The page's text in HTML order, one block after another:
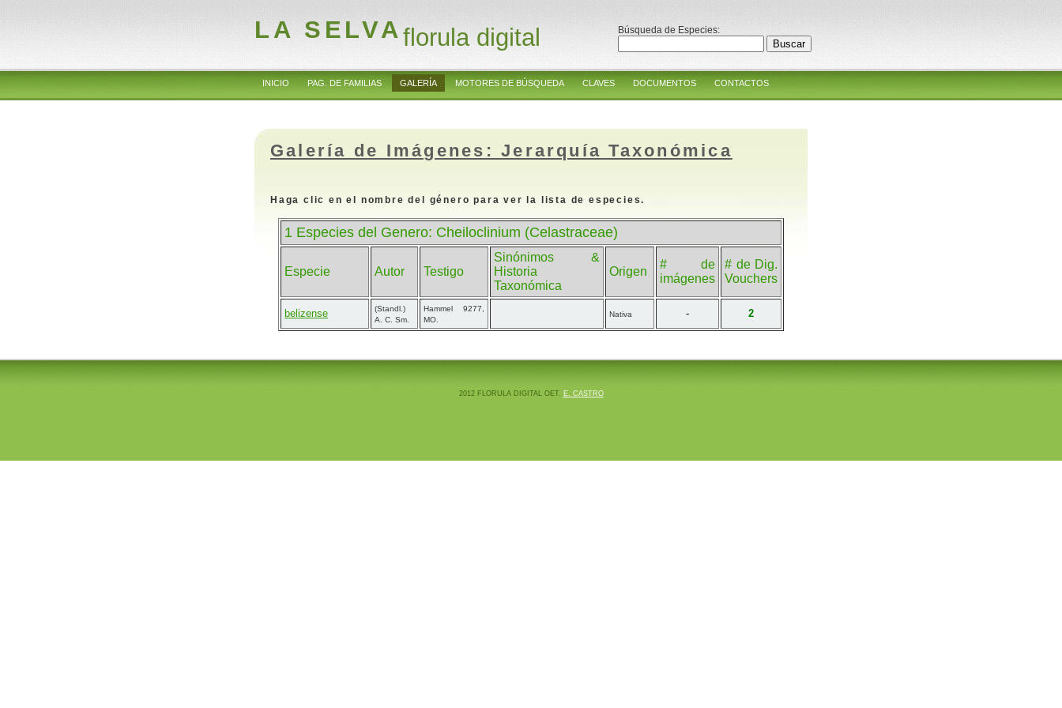
LA SELVAflorula digital Búsqueda de Especies:
INICIO PAG. DE FAMILIAS GALERÍA MOTORES DE BÚSQUEDA CLAVES DOCUMENTOS CONTACTOS
Galería de Imágenes: Jerarquía Taxonómica
Haga clic en el nombre del género para ver la lista de especies.
1 Especies del Genero: Cheiloclinium (Celastraceae)
Especie Autor Testigo
Sinónimos &
Historia
Taxonómica
Origen
# de
imágenes
# de Dig.
Vouchers
belizense
(Standl.)
A. C. Sm.
Hammel 9277,
MO.
Nativa - 2
2012 FLORULA DIGITAL OET. E. CASTRO